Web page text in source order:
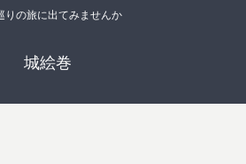
りの旅に出てみませんか
城絵巻